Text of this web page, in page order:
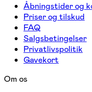
Åbningstider og
Priser og tilskud
FAQ
Salgsbetingelser
Privatlivspolitik
Gavekort
Om os